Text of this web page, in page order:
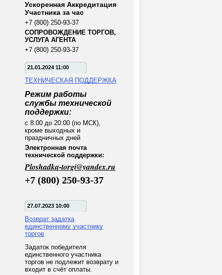
Ускоренная Аккредитация
Участника за час
+7 (800) 250-93-37
СОПРОВОЖДЕНИЕ ТОРГОВ,
УСЛУГА АГЕНТА
+7 (800) 250-93-37
21.01.2024 11:00
ТЕХНИЧЕСКАЯ ПОДДЕРЖКА
Режим работы
службы технической
поддержки:
с 8:00 до 20:00 (по МСК),
кроме выходных и
праздничных дней
Электронная почта
технической поддержки:
Ploshadka-torgi@yandex.ru
+7 (800) 250-93-37
27.07.2023 10:00
Возврат задатка
единственному участнику
торгов
Задаток победителя
единственного участника
торгов не подлежит возврату и
входит в счёт оплаты.